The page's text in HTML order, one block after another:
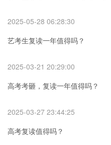
2025-05-28 06:28:30
艺考生复读一年值得吗？
2025-03-21 20:29:00
高考考砸，复读一年值得吗？
2025-03-27 23:44:25
高考复读值得吗？